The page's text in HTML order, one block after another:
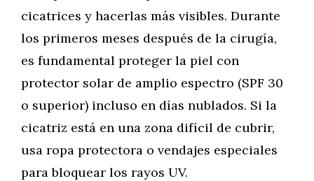
cicatrices y hacerlas más visibles. Durante
los primeros meses después de la cirugía,
es fundamental proteger la piel con
protector solar de amplio espectro (SPF 30
o superior) incluso en días nublados. Si la
cicatriz está en una zona difícil de cubrir,
usa ropa protectora o vendajes especiales
para bloquear los rayos UV.